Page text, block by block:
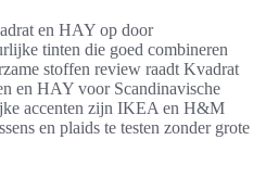
en HAY op door
tinten die goed combineren
stoffen review raadt Kvadrat
en HAY voor Scandinavische
accenten zijn IKEA en H&M
en plaids te testen zonder grote